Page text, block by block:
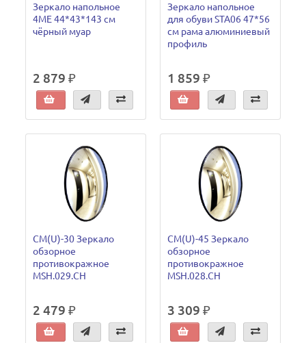
Зеркало напольное
4ME 44*43*143 см
чёрный муар
2 879 ₽
Зеркало напольное
для обуви STA06 47*56
см рама алюминиевый
профиль
1 859 ₽
CM(U)-30 Зеркало
обзорное
противокражное
MSH.029.CH
2 479 ₽
CM(U)-45 Зеркало
обзорное
противокражное
MSH.028.CH
3 309 ₽